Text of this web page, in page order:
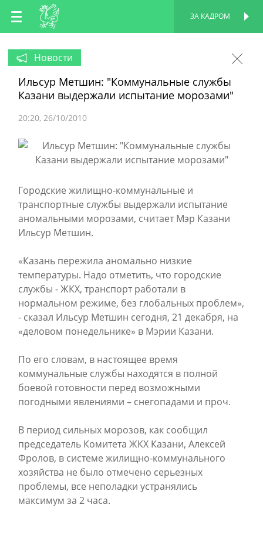
RU
EN
ЗА КАДРОМ
Новости
Ильсур Метшин: "Коммунальные службы
Казани выдержали испытание морозами"
20:20 26/10/2010
Городские жилищно-коммунальные и
транспортные службы выдержали испытание
аномальными морозами, считает Мэр Казани
Ильсур Метшин.
«Казань пережила аномально низкие
температуры. Надо отметить, что городские
службы - ЖКХ, транспорт работали в
нормальном режиме, без глобальных проблем»,
- сказал Ильсур Метшин сегодня, 21 декабря, на
«деловом понедельнике» в Мэрии Казани.
По его словам, в настоящее время
коммунальные службы находятся в полной
боевой готовности перед возможными
погодными явлениями – снегопадами и проч.
В период сильных морозов, как сообщил
председатель Комитета ЖКХ Казани, Алексей
Фролов, в системе жилищно-коммунального
хозяйства не было отмечено серьезных
проблемы, все неполадки устранялись
максимум за 2 часа.
ПЕРСОНАЛЬНАЯ